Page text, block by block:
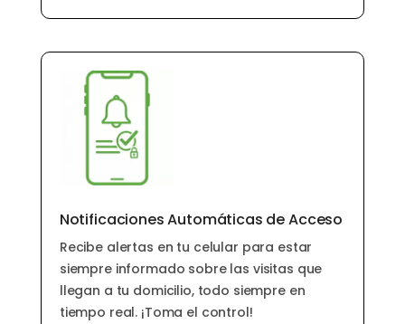
Notificaciones Automáticas de Acceso
Recibe alertas en tu celular para estar
siempre informado sobre las visitas que
llegan a tu domicilio, todo siempre en
tiempo real. ¡Toma el control!